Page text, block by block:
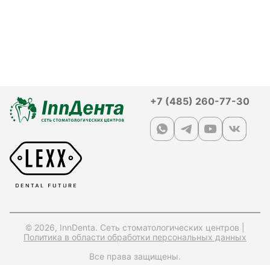
+7 (485) 260-77-30
© 2026, InnDenta. Сеть стоматологических центров |
Политика в области обработки персональных данных
Все права защищены.